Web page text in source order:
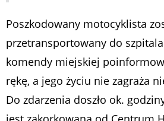
Poszkodowany motocyklista
przetransportowany do
komendy miejskiej
rękę, a jego życiu nie zagraża
Do zdarzenia doszło ok.